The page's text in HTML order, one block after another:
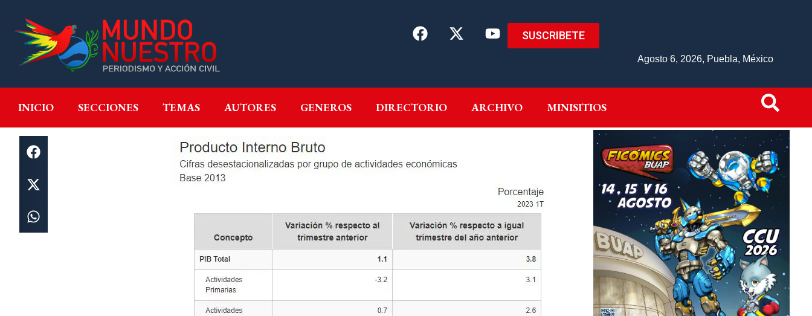
SUSCRIBETE
Agosto 6, 2026, Puebla, México
INICIO SECCIONES TEMAS AUTORES GENEROS DIRECTORIO ARCHIVO MINISITIOS
INICIO SECCIONES GENEROS DIRECTORIO ARCHIVO MINISITIOS